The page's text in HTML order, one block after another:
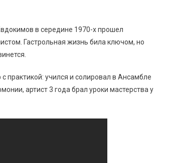
в середине 1970-х прошел
Гастрольная жизнь била ключом, но
практикой: учился и солировал в Ансамбле
артист 3 года брал уроки мастерства у